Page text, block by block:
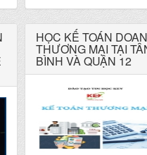
HỌC KẾ TOÁN
THƯƠNG MẠI TẠI
BÌNH VÀ QUẬN 12